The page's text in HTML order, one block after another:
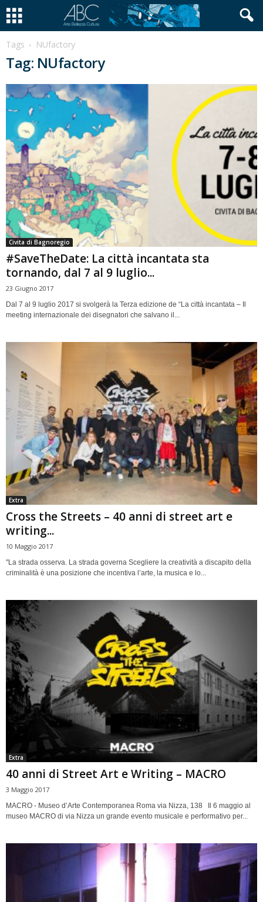
Tags NUfactory
Tag: NUfactory
Civita di Bagnoregio
#SaveTheDate: La città incantata sta
tornando, dal 7 al 9 luglio...
23 Giugno 2017
Dal 7 al 9 luglio 2017 si svolgerà la Terza edizione de “La città incantata – Il
meeting internazionale dei disegnatori che salvano il...
Extra
Cross the Streets – 40 anni di street art e
writing...
10 Maggio 2017
"La strada osserva. La strada governa Scegliere la creatività a discapito della
criminalità è una posizione che incentiva l’arte, la musica e lo...
Extra
40 anni di Street Art e Writing – MACRO
3 Maggio 2017
MACRO - Museo d’Arte Contemporanea Roma via Nizza, 138 Il 6 maggio al
museo MACRO di via Nizza un grande evento musicale e performativo per...